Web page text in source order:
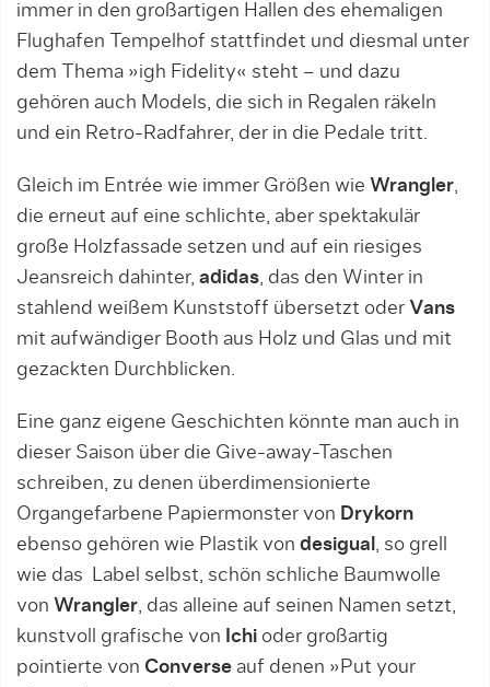
immer in den großartigen Hallen des ehemaligen
Flughafen Tempelhof stattfindet und diesmal unter
dem Thema »igh Fidelity« steht – und dazu
gehören auch Models, die sich in Regalen räkeln
und ein Retro-Radfahrer, der in die Pedale tritt.
Gleich im Entrée wie immer Größen wie Wrangler,
die erneut auf eine schlichte, aber spektakulär
große Holzfassade setzen und auf ein riesiges
Jeansreich dahinter, adidas, das den Winter in
stahlend weißem Kunststoff übersetzt oder Vans
mit aufwändiger Booth aus Holz und Glas und mit
gezackten Durchblicken.
Eine ganz eigene Geschichten könnte man auch in
dieser Saison über die Give-away-Taschen
schreiben, zu denen überdimensionierte
Organgefarbene Papiermonster von Drykorn
ebenso gehören wie Plastik von desigual , so grell
wie das Label selbst, schön schliche Baumwolle
von Wrangler, das alleine auf seinen Namen setzt,
kunstvoll grafische von Ichi oder großartig
pointierte von Converse auf denen »Put your